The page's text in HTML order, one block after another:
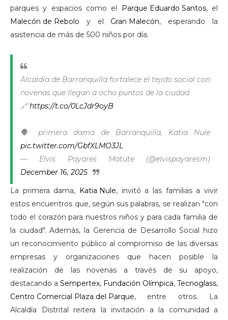
parques y espacios como el Parque Eduardo Santos, el
Malecón de Rebolo y el Gran Malecón, esperando la
asistencia de más de 500 niños por día.
Alcaldía de Barranquilla fortalece el tejido social con
novenas que llegan a ocho puntos de la ciudad
🔗https://t.co/0LcJdr9oyB
🗣️ primera dama de Barranquilla, Katia Nule
pic.twitter.com/GbfXLMO3JL
— Elvis Payares Matute (@elvispayaresm)
December 16, 2025
La primera dama, Katia Nule, invitó a las familias a vivir
estos encuentros que, según sus palabras, se realizan "con
todo el corazón para nuestros niños y para cada familia de
la ciudad". Además, la Gerencia de Desarrollo Social hizo
un reconocimiento público al compromiso de las diversas
empresas y organizaciones que hacen posible la
realización de las novenas a través de su apoyo,
destacando a Sempertex, Fundación Olímpica, Tecnoglass,
Centro Comercial Plaza del Parque, entre otros. La
Alcaldía Distrital reitera la invitación a la comunidad a